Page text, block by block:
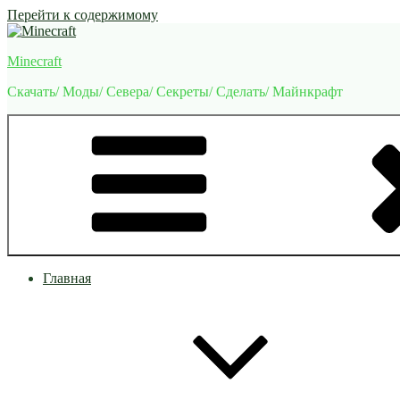
Перейти к содержимому
Minecraft
Скачать/ Моды/ Севера/ Секреты/ Сделать/ Майнкрафт
Главная